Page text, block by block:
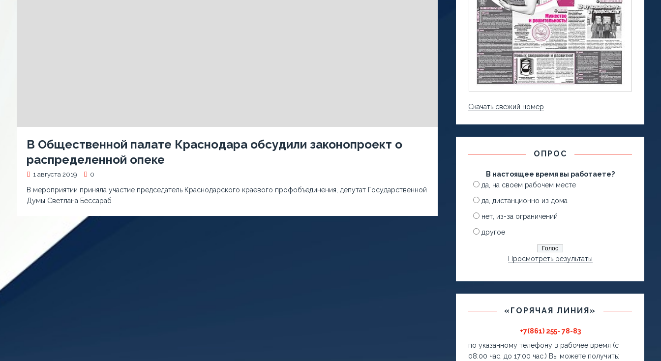
В Общественной палате Краснодара обсудили законопроект о
распределенной опеке
1 августа 2019 0
В мероприятии приняла участие председатель Краснодарского краевого профобъединения, депутат Государственной
Думы Светлана Бессараб
Скачать свежий номер
ОПРОС
В настоящее время вы работаете?
да, на своем рабочем месте
да, дистанционно из дома
нет, из-за ограничений
другое
Просмотреть результаты
«ГОРЯЧАЯ ЛИНИЯ»
+7(861) 255- 78-83
по указанному телефону в рабочее время (с
08:00 час. до 17:00 час.) Вы можете получить: